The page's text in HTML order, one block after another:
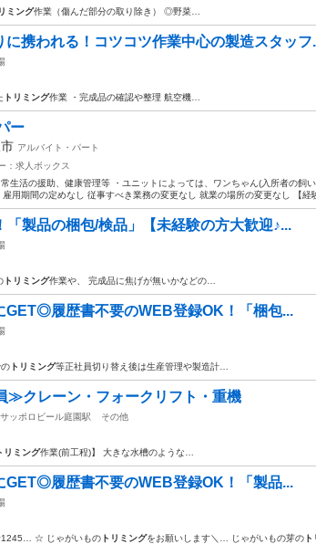
ミング作業（傷んだ部分の取り除き） ◎野菜…
携われる！コツコツ作業中心の製造スタッフ
トリミング作業 ・完成品の確認や整理 航空機…
ー
アルバイト・パート
：求人ボックス
生活の援助、健康管理等 ・ユニットによっては、ワンちゃん(入所者の飼
用期間の定めなし 従事すべき業務の変更なし 就業の場所の変更なし 【経
「製品の梱包/検品」【未経験の方大歓迎♪...
トリミング作業や、 完成品に焦げが無いかなどの…
GET◎履歴書不要のWEB登録OK！「梱包...
トリミング等正社員切り替え後は生産管理や製造計…
≫クレーン・フォークリフト・重機
サッポロビール庭園駅 その他
リミング作業(前工程)】 大きな水槽のような…
GET◎履歴書不要のWEB登録OK！「製品...
1245… ☆ じゃがいもの トリミングをお願いします＼… じゃがいもの芽の